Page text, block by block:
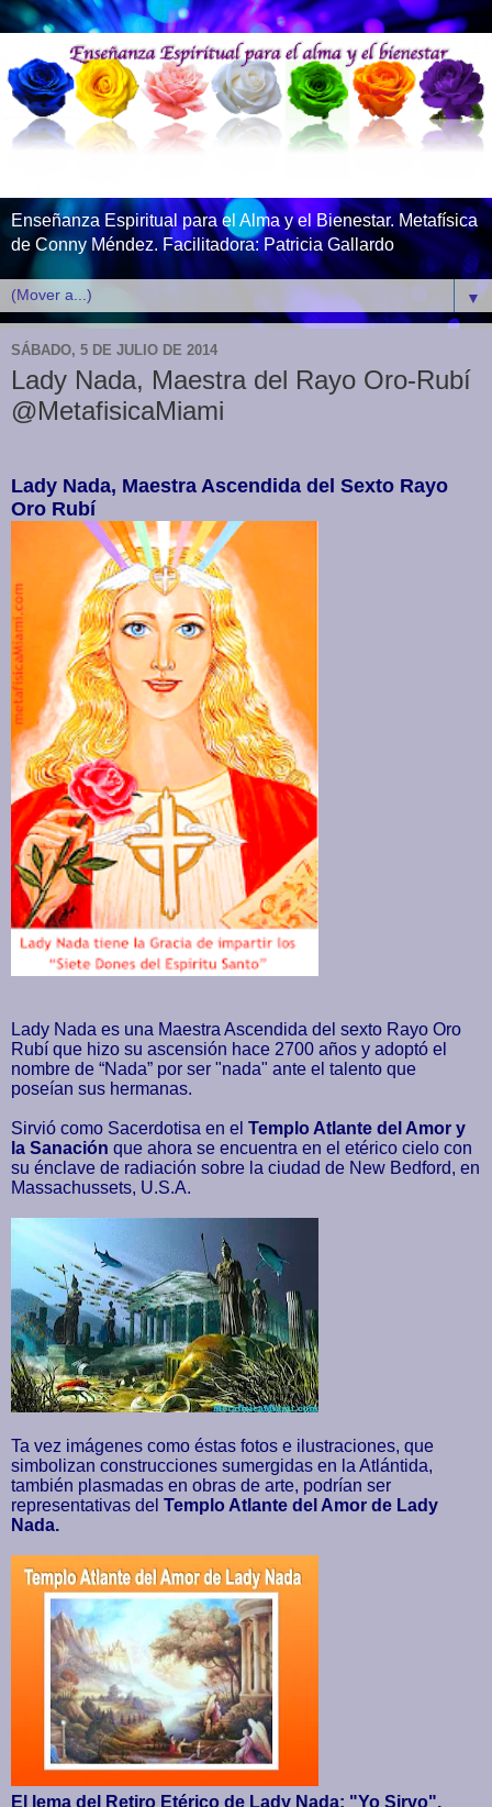
Enseñanza Espiritual para el Alma y el Bienestar. Metafísica
de Conny Méndez. Facilitadora: Patricia Gallardo
▼
SÁBADO, 5 DE JULIO DE 2014
Lady Nada, Maestra del Rayo Oro-Rubí
@MetafisicaMiami
Lady Nada, Maestra Ascendida del Sexto Rayo
Oro Rubí
Lady Nada es una Maestra Ascendida del sexto Rayo Oro
Rubí que hizo su ascensión hace 2700 años y adoptó el
nombre de “Nada” por ser "nada" ante el talento que
poseían sus hermanas.
Sirvió como Sacerdotisa en el Templo Atlante del Amor y
la Sanación que ahora se encuentra en el etérico cielo con
su énclave de radiación sobre la ciudad de New Bedford, en
Massachussets, U.S.A.
Ta vez imágenes como éstas fotos e ilustraciones, que
simbolizan construcciones sumergidas en la Atlántida,
también plasmadas en obras de arte, podrían ser
representativas del Templo Atlante del Amor de Lady
Nada.
El lema del Retiro Etérico de Lady Nada: "Yo Sirvo".